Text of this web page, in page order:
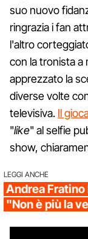
suo nuovo
ringrazia i fan
l'altro
con la tronista a
apprezzato la
diverse volte
televisiva. Il
"like" al selfie
show,
LEGGI ANCHE
Andrea
"Non è più la